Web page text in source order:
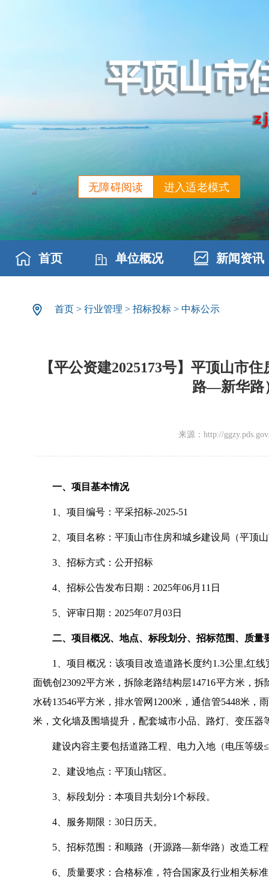
进入适老模式
无障碍阅读
首页 单位概况 新闻资讯
首页 > 行业管理 > 招标投标 > 中标公示
【平公资建2025173号】平顶山市
路—新华路
来源：http://
一、项目基本情况
1、项目编号：平采招标-2025-51
2、项目名称：平顶山市住房和城乡建设局（平顶
3、招标方式：公开招标
4、招标公告发布日期：2025年06月11日
5、评审日期：2025年07月03日
二、项目概况、地点、标段划分、招标范围、质量
1、项目概况：该项目改造道路长度约1.3公里,红
面铣创23092平方米，拆除老路结构层14716平方米，
水砖13546平方米，排水管网1200米，通信管5448米
米，文化墙及围墙提升，配套城市小品、路灯、变压器
建设内容主要包括道路工程、电力入地（电压等级
2、建设地点：平顶山辖区。
3、标段划分：本项目共划分1个标段。
4、服务期限：30日历天。
5、招标范围：和顺路（开源路—新华路）改造工
6、质量要求：合格标准，符合国家及行业相关标